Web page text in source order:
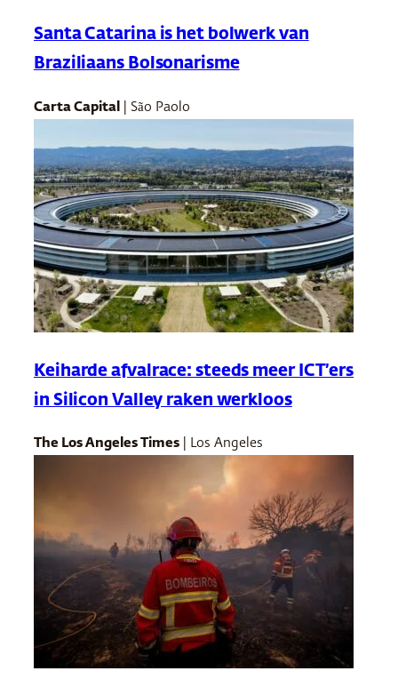
Santa Catarina is het bolwerk van
Braziliaans Bolsonarisme
Carta Capital | São Paolo
Keiharde afvalrace: steeds meer ICT’ers
in Silicon Valley raken werkloos
The Los Angeles Times | Los Angeles